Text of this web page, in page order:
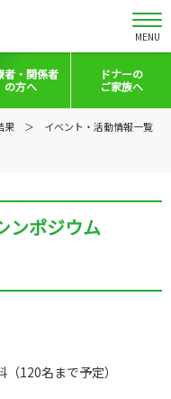
MENU
者・ 関係者
の方へ
ドナーの
ご家族へ
果
イベント・活動情報一覧
ンポジウム
120名まで予定）